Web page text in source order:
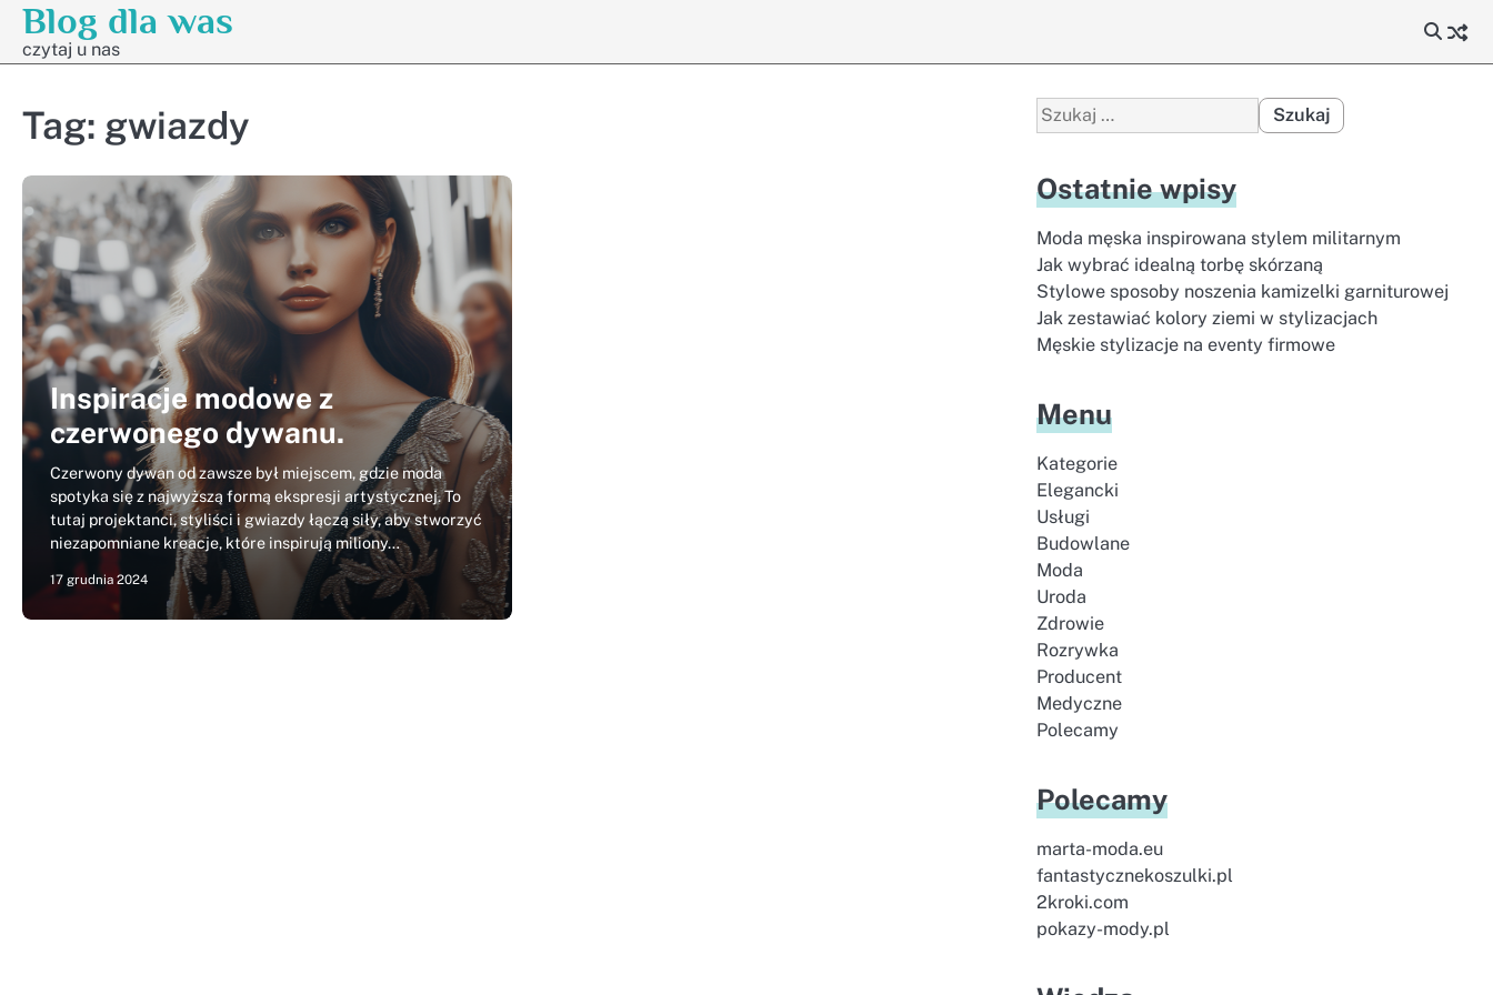
Skip
content
Blog dla was
czytaj u nas
Tag: gwiazdy
Inspiracje modowe z
czerwonego dywanu.
Czerwony dywan od zawsze był miejscem, gdzie moda
spotyka się z najwyższą formą ekspresji artystycznej. To
tutaj projektanci, styliści i gwiazdy łączą siły, aby stworzyć
niezapomniane kreacje, które inspirują miliony…
17 grudnia 2024
Szukaj:
Ostatnie wpisy
Moda męska inspirowana stylem militarnym
Jak wybrać idealną torbę skórzaną
Stylowe sposoby noszenia kamizelki garniturowej
Jak zestawiać kolory ziemi w stylizacjach
Męskie stylizacje na eventy firmowe
Menu
Kategorie
Elegancki
Usługi
Budowlane
Moda
Uroda
Zdrowie
Rozrywka
Producent
Medyczne
Polecamy
Polecamy
marta-moda.eu
fantastycznekoszulki.pl
2kroki.com
pokazy-mody.pl